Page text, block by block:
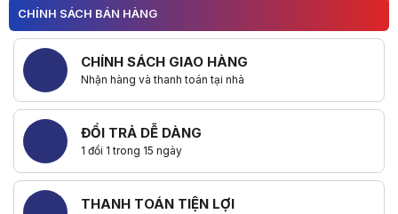
CHÍNH SÁCH BÁN HÀNG
CHÍNH SÁCH GIAO HÀNG
Nhận hàng và thanh toán tại nhà
ĐỔI TRẢ DỄ DÀNG
1 đổi 1 trong 15 ngày
THANH TOÁN TIỆN LỢI